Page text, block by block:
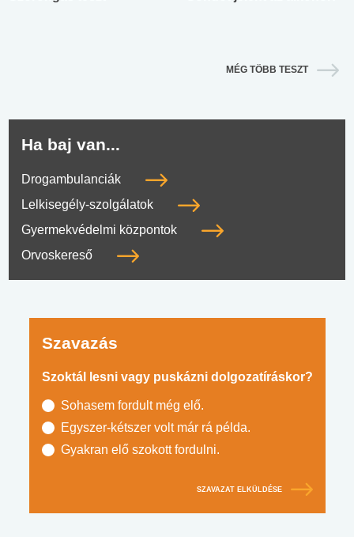
MÉG TÖBB TESZT
Ha baj van...
Drogambulanciák
Lelkisegély-szolgálatok
Gyermekvédelmi központok
Orvoskereső
Szavazás
Szoktál lesni vagy puskázni dolgozatíráskor?
Sohasem fordult még elő.
Egyszer-kétszer volt már rá példa.
Gyakran elő szokott fordulni.
SZAVAZAT ELKÜLDÉSE